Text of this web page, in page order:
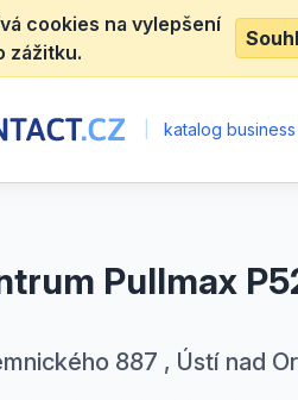
cookies na vylepšení
zážitku.
katalog
Pullmax
887 , Ústí nad